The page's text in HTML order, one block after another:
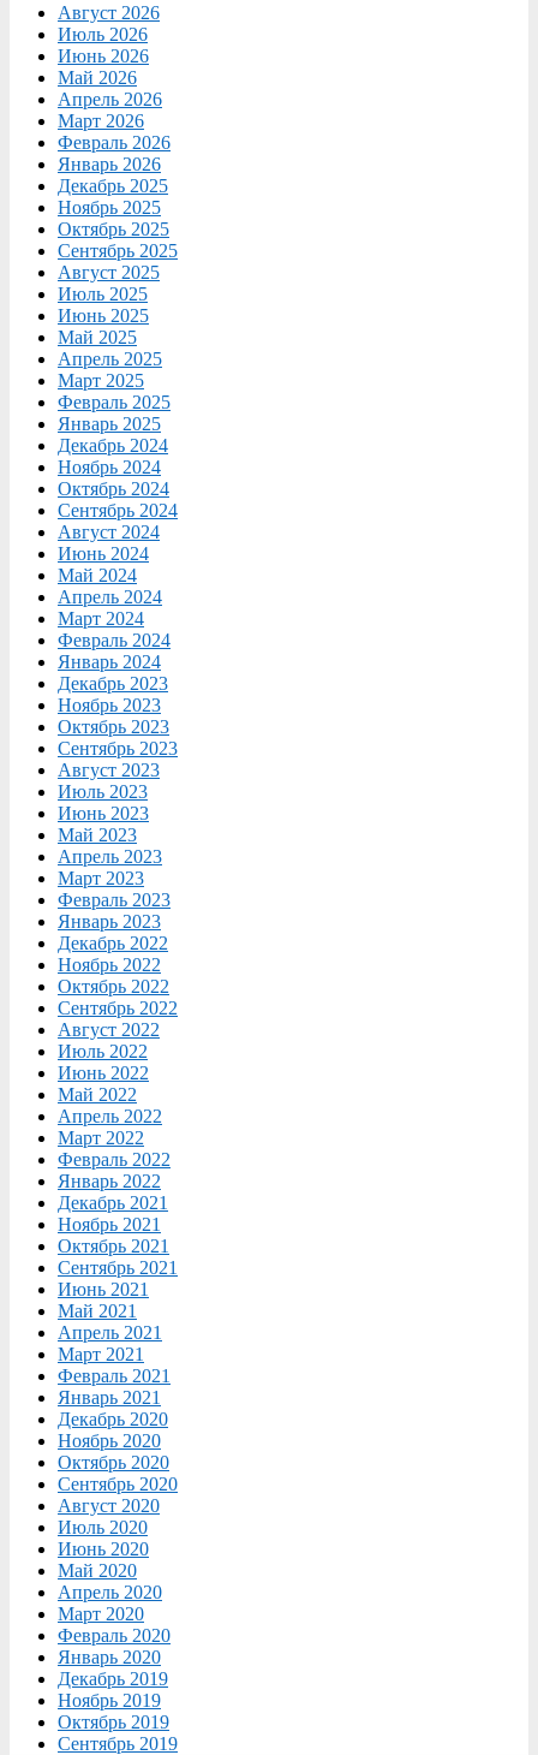
Август 2026
Июль 2026
Июнь 2026
Май 2026
Апрель 2026
Март 2026
Февраль 2026
Январь 2026
Декабрь 2025
Ноябрь 2025
Октябрь 2025
Сентябрь 2025
Август 2025
Июль 2025
Июнь 2025
Май 2025
Апрель 2025
Март 2025
Февраль 2025
Январь 2025
Декабрь 2024
Ноябрь 2024
Октябрь 2024
Сентябрь 2024
Август 2024
Июнь 2024
Май 2024
Апрель 2024
Март 2024
Февраль 2024
Январь 2024
Декабрь 2023
Ноябрь 2023
Октябрь 2023
Сентябрь 2023
Август 2023
Июль 2023
Июнь 2023
Май 2023
Апрель 2023
Март 2023
Февраль 2023
Январь 2023
Декабрь 2022
Ноябрь 2022
Октябрь 2022
Сентябрь 2022
Август 2022
Июль 2022
Июнь 2022
Май 2022
Апрель 2022
Март 2022
Февраль 2022
Январь 2022
Декабрь 2021
Ноябрь 2021
Октябрь 2021
Сентябрь 2021
Июнь 2021
Май 2021
Апрель 2021
Март 2021
Февраль 2021
Январь 2021
Декабрь 2020
Ноябрь 2020
Октябрь 2020
Сентябрь 2020
Август 2020
Июль 2020
Июнь 2020
Май 2020
Апрель 2020
Март 2020
Февраль 2020
Январь 2020
Декабрь 2019
Ноябрь 2019
Октябрь 2019
Сентябрь 2019